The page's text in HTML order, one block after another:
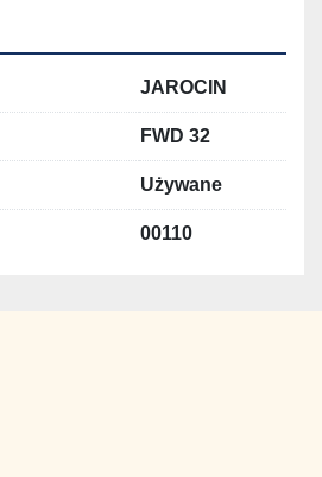
JAROCIN
FWD 32
Używane
00110